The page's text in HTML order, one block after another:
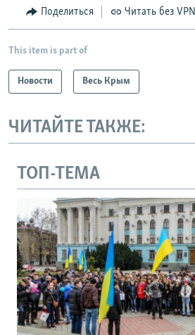
Поделиться Читать без VPN
This item is part of
Новости Весь Крым
ЧИТАЙТЕ ТАКЖЕ:
ТОП-ТЕМА